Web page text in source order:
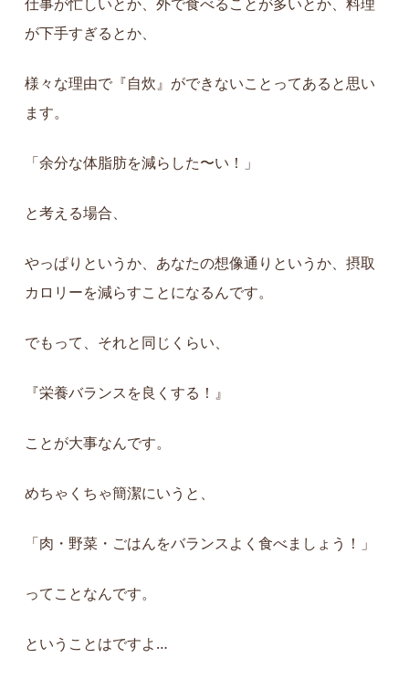
が下手すぎるとか、
様々な理由で『自炊』ができないことってあると思い
ます。
「余分な体脂肪を減らした〜い！」
と考える場合、
やっぱりというか、あなたの想像通りというか、摂取
カロリーを減らすことになるんです。
でもって、それと同じくらい、
『栄養バランスを良くする！』
ことが大事なんです。
めちゃくちゃ簡潔にいうと、
「肉・野菜・ごはんをバランスよく食べましょう！」
ってことなんです。
ということはですよ…